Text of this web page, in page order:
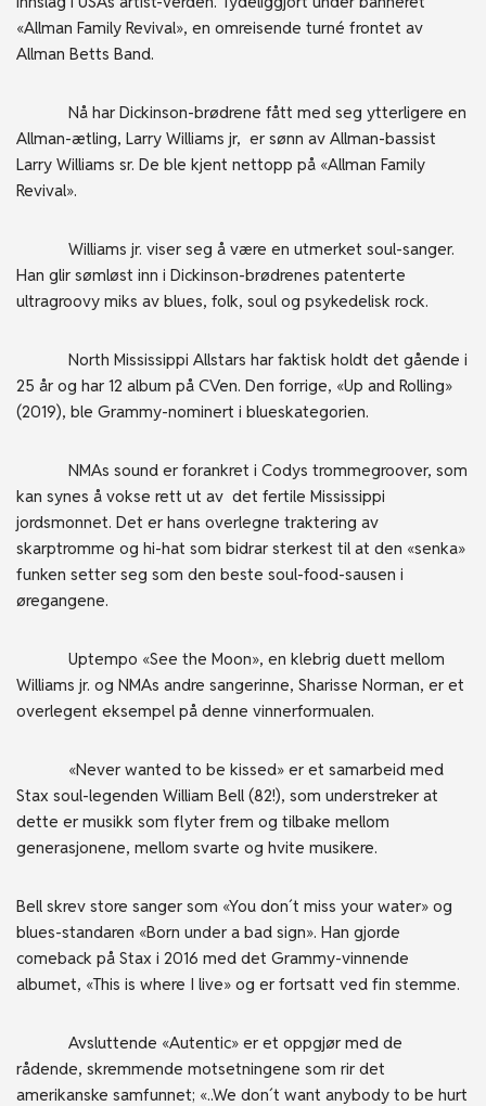
«Allman Family Revival», en omreisende turné frontet av
Allman Betts Band.
Nå har Dickinson-brødrene fått med seg ytterligere en
Allman-ætling, Larry Williams jr, er sønn av Allman-bassist
Larry Williams sr. De ble kjent nettopp på «Allman Family
Revival».
Williams jr. viser seg å være en utmerket soul-sanger.
Han glir sømløst inn i Dickinson-brødrenes patenterte
ultragroovy miks av blues, folk, soul og psykedelisk rock.
North Mississippi Allstars har faktisk holdt det gående i
25 år og har 12 album på CVen. Den forrige, «Up and Rolling»
(2019), ble Grammy-nominert i blueskategorien.
NMAs sound er forankret i Codys trommegroover, som
kan synes å vokse rett ut av det fertile Mississippi
jordsmonnet. Det er hans overlegne traktering av
skarptromme og hi-hat som bidrar sterkest til at den «senka»
funken setter seg som den beste soul-food-sausen i
øregangene.
Uptempo «See the Moon», en klebrig duett mellom
Williams jr. og NMAs andre sangerinne, Sharisse Norman, er et
overlegent eksempel på denne vinnerformualen.
«Never wanted to be kissed» er et samarbeid med
Stax soul-legenden William Bell (82!), som understreker at
dette er musikk som flyter frem og tilbake mellom
generasjonene, mellom svarte og hvite musikere.
Bell skrev store sanger som «You don´t miss your water» og
blues-standaren «Born under a bad sign». Han gjorde
comeback på Stax i 2016 med det Grammy-vinnende
albumet, «This is where I live» og er fortsatt ved fin stemme.
Avsluttende «Autentic» er et oppgjør med de
rådende, skremmende motsetningene som rir det
amerikanske samfunnet; «..We don´t want anybody to be hurt